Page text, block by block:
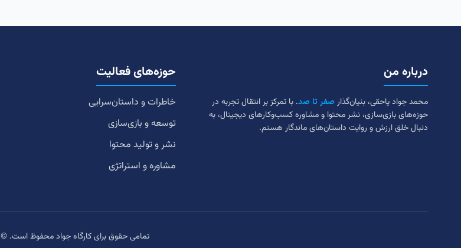
درباره من
محمد جواد یاحقی، بنیان‌گذارصفر تا صد. با تمرکز بر انتقال تجربه در
حوزه‌های بازی‌سازی، نشر محتوا و مشاوره کسب‌وکارهای دیجیتال، به
دنبال خلق ارزش و روایت داستان‌های ماندگار هستم.
حوزه‌های فعالیت
خاطرات و داستان‌سرایی
توسعه و بازی‌سازی
نشر و تولید محتوا
مشاوره و استراتژی
تمامی حقوق برای کارگاه جواد محفوظ است. © 2026